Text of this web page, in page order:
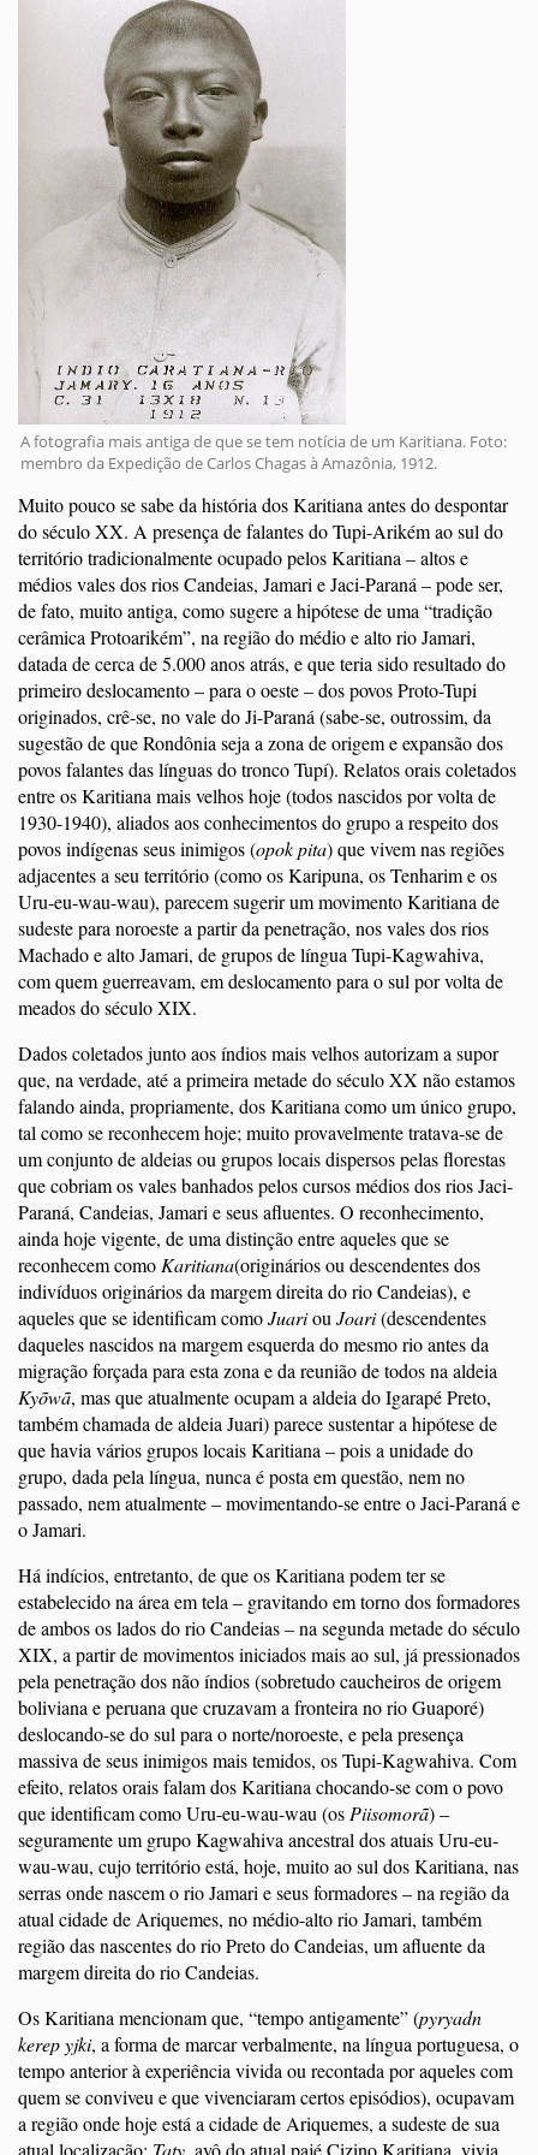
A fotografia mais antiga de que se tem notícia de um Karitiana. Foto:
membro da Expedição de Carlos Chagas à Amazônia, 1912.
Muito pouco se sabe da história dos Karitiana antes do despontar
do século XX. A presença de falantes do Tupi-Arikém ao sul do
território tradicionalmente ocupado pelos Karitiana – altos e
médios vales dos rios Candeias, Jamari e Jaci-Paraná – pode ser,
de fato, muito antiga, como sugere a hipótese de uma “tradição
cerâmica Protoarikém”, na região do médio e alto rio Jamari,
datada de cerca de 5.000 anos atrás, e que teria sido resultado do
primeiro deslocamento – para o oeste – dos povos Proto-Tupi
originados, crê-se, no vale do Ji-Paraná (sabe-se, outrossim, da
sugestão de que Rondônia seja a zona de origem e expansão dos
povos falantes das línguas do tronco Tupí). Relatos orais coletados
entre os Karitiana mais velhos hoje (todos nascidos por volta de
1930-1940), aliados aos conhecimentos do grupo a respeito dos
povos indígenas seus inimigos (opok pita) que vivem nas regiões
adjacentes a seu território (como os Karipuna, os Tenharim e os
Uru-eu-wau-wau), parecem sugerir um movimento Karitiana de
sudeste para noroeste a partir da penetração, nos vales dos rios
Machado e alto Jamari, de grupos de língua Tupi-Kagwahiva,
com quem guerreavam, em deslocamento para o sul por volta de
meados do século XIX.
Dados coletados junto aos índios mais velhos autorizam a supor
que, na verdade, até a primeira metade do século XX não estamos
falando ainda, propriamente, dos Karitiana como um único grupo,
tal como se reconhecem hoje; muito provavelmente tratava-se de
um conjunto de aldeias ou grupos locais dispersos pelas florestas
que cobriam os vales banhados pelos cursos médios dos rios Jaci-
Paraná, Candeias, Jamari e seus afluentes. O reconhecimento,
ainda hoje vigente, de uma distinção entre aqueles que se
reconhecem como Karitiana(originários ou descendentes dos
indivíduos originários da margem direita do rio Candeias), e
aqueles que se identificam comoJuariou Joari(descendentes
daqueles nascidos na margem esquerda do mesmo rio antes da
migração forçada para esta zona e da reunião de todos na aldeia
Kyõwã, mas que atualmente ocupam a aldeia do Igarapé Preto,
também chamada de aldeia Juari) parece sustentar a hipótese de
que havia vários grupos locais Karitiana – pois a unidade do
grupo, dada pela língua, nunca é posta em questão, nem no
passado, nem atualmente – movimentando-se entre o Jaci-Paraná e
o Jamari.
Há indícios, entretanto, de que os Karitiana podem ter se
estabelecido na área em tela – gravitando em torno dos formadores
de ambos os lados do rio Candeias – na segunda metade do século
XIX, a partir de movimentos iniciados mais ao sul, já pressionados
pela penetração dos não índios (sobretudo caucheiros de origem
boliviana e peruana que cruzavam a fronteira no rio Guaporé)
deslocando-se do sul para o norte/noroeste, e pela presença
massiva de seus inimigos mais temidos, os Tupi-Kagwahiva. Com
efeito, relatos orais falam dos Karitiana chocando-se com o povo
que identificam como Uru-eu-wau-wau (os Piisomorã) –
seguramente um grupo Kagwahiva ancestral dos atuais Uru-eu-
wau-wau, cujo território está, hoje, muito ao sul dos Karitiana, nas
serras onde nascem o rio Jamari e seus formadores – na região da
atual cidade de Ariquemes, no médio-alto rio Jamari, também
região das nascentes do rio Preto do Candeias, um afluente da
margem direita do rio Candeias.
Os Karitiana mencionam que, “tempo antigamente” (pyryadn
kerep yjki, a forma de marcar verbalmente, na língua portuguesa, o
tempo anterior à experiência vivida ou recontada por aqueles com
quem se conviveu e que vivenciaram certos episódios), ocupavam
a região onde hoje está a cidade de Ariquemes, a sudeste de sua
atual localização; Taty , avô do atual pajé Cizino Karitiana, vivia